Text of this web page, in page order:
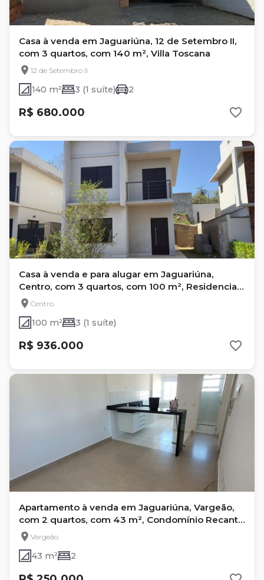
Casa à venda em Jaguariúna, 12 de Setembro II,
com 3 quartos, com 140 m², Villa Toscana
12 de Setembro II
140 m² 3 (1 suíte) 2
R$ 680.000
Casa à venda e para alugar em Jaguariúna,
Centro, com 3 quartos, com 100 m², Residencial
Veneza
Centro
100 m² 3 (1 suíte)
R$ 936.000
Apartamento à venda em Jaguariúna, Vargeão,
com 2 quartos, com 43 m², Condomínio Recanto
Jaguary
Vargeão
43 m² 2